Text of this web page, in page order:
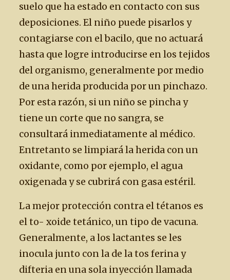
suelo que ha estado en contacto con sus
deposiciones. El niño puede pisarlos y
contagiarse con el bacilo, que no actuará
hasta que logre introducirse en los tejidos
del organismo, generalmente por medio
de una herida producida por un pinchazo.
Por esta razón, si un niño se pincha y
tiene un corte que no sangra, se
consultará inmediatamente al médico.
Entretanto se limpiará la herida con un
oxidante, como por ejemplo, el agua
oxigenada y se cubrirá con gasa estéril.
La mejor protección contra el tétanos es
el to- xoide tetánico, un tipo de vacuna.
Generalmente, a los lactantes se les
inocula junto con la de la tos ferina y
difteria en una sola inyección llamada